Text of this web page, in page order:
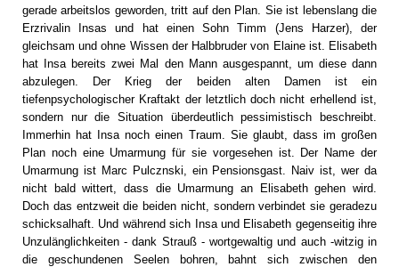
gerade arbeitslos geworden, tritt auf den Plan. Sie ist lebenslang die
Erzrivalin Insas und hat einen Sohn Timm (Jens Harzer), der
gleichsam und ohne Wissen der Halbbruder von Elaine ist. Elisabeth
hat Insa bereits zwei Mal den Mann ausgespannt, um diese dann
abzulegen. Der Krieg der beiden alten Damen ist ein
tiefenpsychologischer Kraftakt der letztlich doch nicht erhellend ist,
sondern nur die Situation überdeutlich pessimistisch beschreibt.
Immerhin hat Insa noch einen Traum. Sie glaubt, dass im großen
Plan noch eine Umarmung für sie vorgesehen ist. Der Name der
Umarmung ist Marc Pulcznski, ein Pensionsgast. Naiv ist, wer da
nicht bald wittert, dass die Umarmung an Elisabeth gehen wird.
Doch das entzweit die beiden nicht, sondern verbindet sie geradezu
schicksalhaft. Und während sich Insa und Elisabeth gegenseitig ihre
Unzulänglichkeiten - dank Strauß - wortgewaltig und auch -witzig in
die geschundenen Seelen bohren, bahnt sich zwischen den